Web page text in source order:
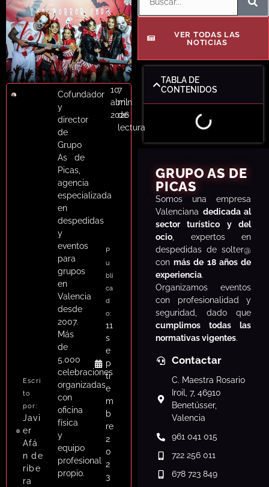
Despedidas
Blog de Notícias
Respuesta rápida ·
Contáctanos
Escri
to
por:
Javi
er
Afá
n de
ribe
ra
Cofundador
y
director
de
Grupo
As de
Picas,
agencia
especializada
en
despedidas
y
eventos
para
grupos
en
Valencia
desde
2007.
Más
de
5.000
celebraciones
organizadas
con
oficina
física
y
equipo
profesional
propio.
P
u
bli
ca
d
o:
11
s
e
p
ti
e
m
b
re
2
0
2
3
10
abril
2026
7
min
de
lectura
VER TODAS LAS
NOTICIAS
TABLA DE
CONTENIDOS
GRUPO AS DE
PICAS
Somos una empresa
Valenciana dedicada al
sector turístico y del
ocio , expertos en
despedidas de solter@
conmás de 18 años de
experiencia.
Organizamos eventos
con profesionalidad y
seguridad, dado que
cumplimos todas las
normativas vigentes.
Contactar
C. Maestra Rosario
Iroil, 7, 46910
Benetússer,
Valencia
961 041 015
722 256 011
678 723 849